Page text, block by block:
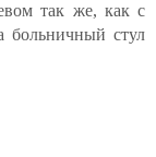
так же, как с
больничный стул